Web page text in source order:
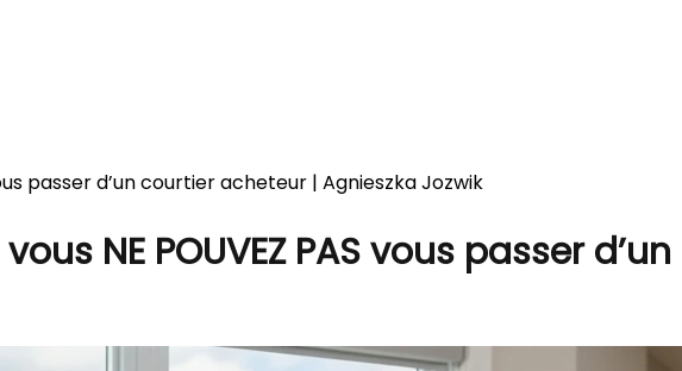
passer d’un courtier acheteur | Agnieszka Jozwik
NE POUVEZ PAS vous passer